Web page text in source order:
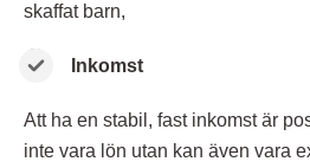
skaffat barn,
Inkomst
Att ha en stabil, fast inkomst är
inte vara lön utan kan även vara